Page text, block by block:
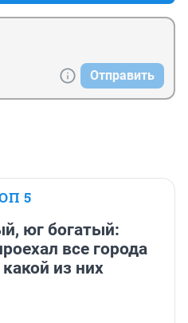
Отправить
5
юг богатый:
все города
из них